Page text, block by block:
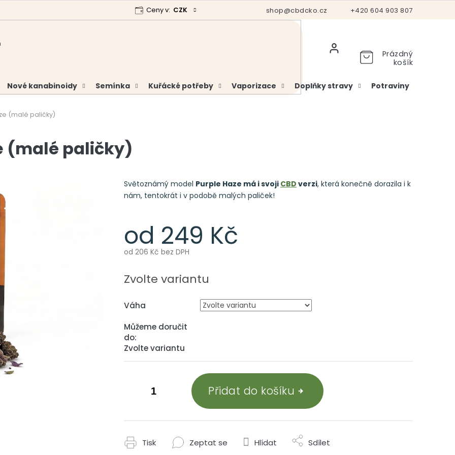
+420 604 903 807
shop@cbdcko.cz
Analýzy a certifikáty Hodnocení obchodu Vrácení a reklamace
Ceny v: CZK
Prázdný
košík
Nové kanabinoidy Semínka Kuřácké potřeby Vaporizace Doplňky stravy Potraviny
(malé paličky)
(malé paličky)
od 249 Kč
od 206 Kč bez DPH
cena:
Zvolte variantu
Váha
Můžeme doručit
do:
Zvolte variantu
Přidat do košíku
Světoznámý model Purple Haze má i svoji CBD verzi, která konečně dorazila i k
nám, tentokrát i v podobě malých paliček!
Tisk Zeptat se Hlídat Sdílet